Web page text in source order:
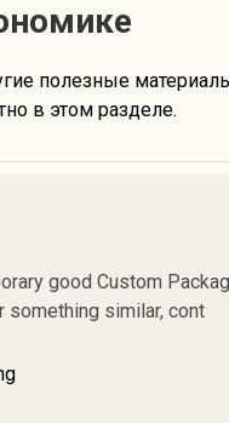
полезные
в этом разделе.
good Custom
something similar, cont